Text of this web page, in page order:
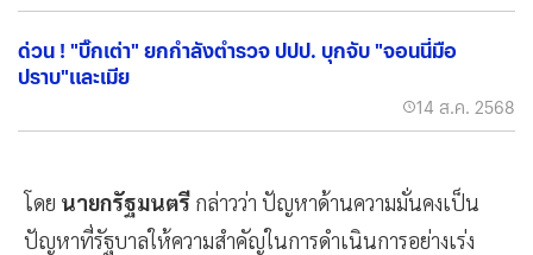
ด่วน ! "บิ๊กเต่า" ยกกำลังตำรวจ ปปป. บุกจับ "จอนนี่มือ
ปราบ"และเมีย
14 ส.ค. 2568
โดย นายก​รัฐมนตรี​ กล่าวว่า​ ปัญหาด้านความมั่นคงเป็น
ปัญหาที่รัฐบาลให้ความสำคัญในการดำเนินการอย่างเร่ง